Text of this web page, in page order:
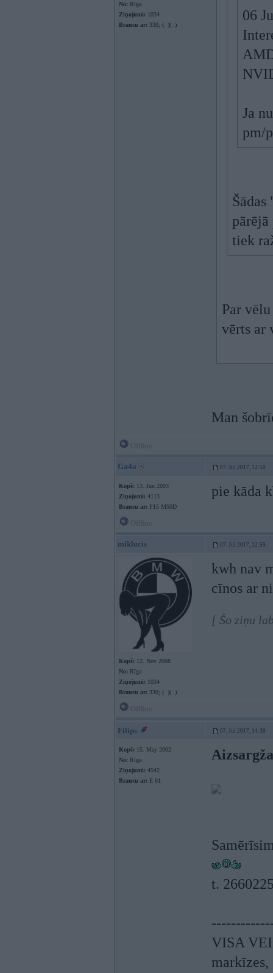
No: Rīga
Ziņojumi: 1034
Braucu ar: 330; (. )( .)
06
Ja
pm/
tiek
Par
vērts ar
Man
Ga4a 07. Jul 2017, 12:50
Kopš: 13. Jun 2003
Ziņojumi: 4113
Braucu ar: F15 M50D
pie kāda
miklucis 07. Jul 2017, 12:59
Kopš: 12. Nov 2008
No: Rīga
Ziņojumi: 1034
Braucu ar: 330; (. )( .)
kwh nav
cīnos ar
[ Šo ziņu
Filips 07. Jul 2017, 14:38
Kopš: 15. May 2002
No: Rīga
Ziņojumi: 4542
Braucu ar: E 61.
t.
VISA